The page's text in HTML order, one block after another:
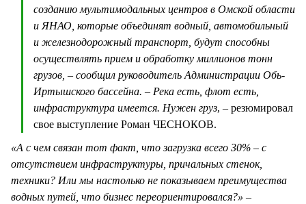
созданию мультимодальных центров в Омской области
и ЯНАО, которые объединят водный, автомобильный
и железнодорожный транспорт, будут способны
осуществлять прием и обработку миллионов тонн
грузов, – сообщил руководитель Администрации Обь-
Иртышского бассейна. – Река есть, флот есть,
инфраструктура имеется. Нужен груз, – резюмировал
свое выступление Роман ЧЕСНОКОВ.
«А с чем связан тот факт, что загрузка всего 30% – с
отсутствием инфраструктуры, причальных стенок,
техники? Или мы настолько не показываем преимущества
водных путей, что бизнес переориентировался?» –